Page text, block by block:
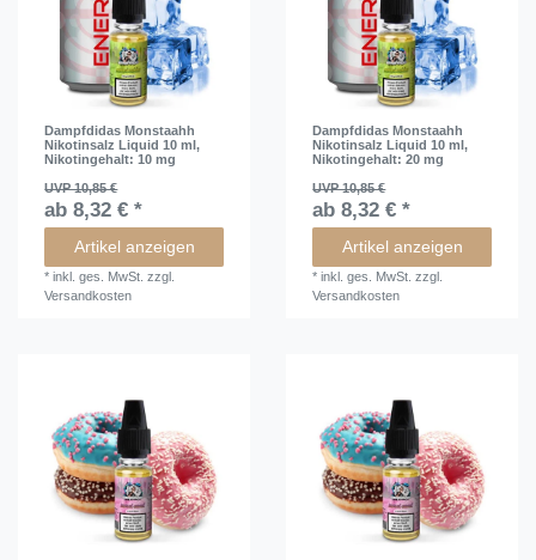
Dampfdidas Monstaahh
Nikotinsalz Liquid 10 ml,
Nikotingehalt: 10 mg
UVP 10,85 €
ab 8,32 € *
Artikel anzeigen
*inkl. ges. MwSt. zzgl.
Versandkosten
Dampfdidas Monstaahh
Nikotinsalz Liquid 10 ml,
Nikotingehalt: 20 mg
UVP 10,85 €
ab 8,32 € *
Artikel anzeigen
*inkl. ges. MwSt. zzgl.
Versandkosten